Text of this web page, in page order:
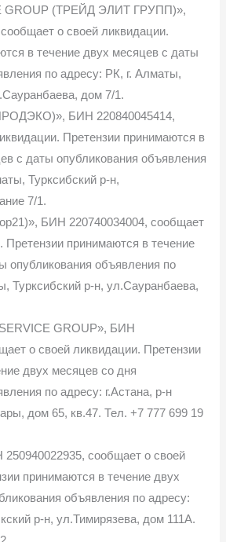
GROUP (ТРЕЙД ЭЛИТ ГРУПП)»,
о своей ликвидации.
в течение двух месяцев с даты
по адресу: РК, г. Алматы,
дом 7/1.
БИН 220840045414,
Претензии принимаются в
с даты опубликования объявления
Турксибский р-н,
7/1.
БИН 220740034004, сообщает
Претензии принимаются в течение
опубликования объявления по
Турксибский р-н, ул.Сауранбаева,
GROUP», БИН
о своей ликвидации. Претензии
двух месяцев со дня
по адресу: г.Астана, р-н
дом 65, кв.47. Тел. +7 777 699 19
сообщает о своей
принимаются в течение двух
объявления по адресу:
р-н, ул.Тимирязева, дом 111А.